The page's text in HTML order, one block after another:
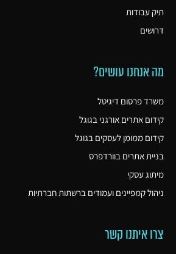
תיק עבודות
דרושים
מה אנחנו עושים?
משרד פרסום דיגיטל
קידום אתרים אורגני בגוגל
קידום ממומן לעסקים בגוגל
בניית אתרים בוורדפרס
מיתוג עסקי
ניהול קמפיינים ועמודים ברשתות חברתיות
צרו איתנו קשר